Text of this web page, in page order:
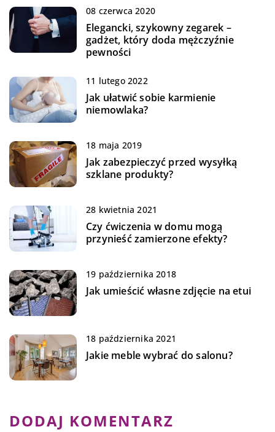
08 czerwca 2020
Elegancki, szykowny zegarek –
gadżet, który doda mężczyźnie
pewności
11 lutego 2022
Jak ułatwić sobie karmienie
niemowlaka?
18 maja 2019
Jak zabezpieczyć przed wysyłką
szklane produkty?
28 kwietnia 2021
Czy ćwiczenia w domu mogą
przynieść zamierzone efekty?
19 października 2018
Jak umieścić własne zdjęcie na etui
18 października 2021
Jakie meble wybrać do salonu?
DODAJ KOMENTARZ